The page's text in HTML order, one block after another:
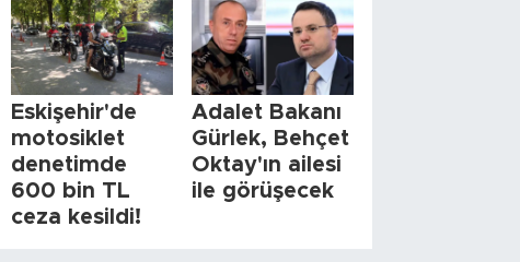
Eskişehir'de
motosiklet
denetimde
600 bin TL
ceza kesildi!
Adalet Bakanı
Gürlek, Behçet
Oktay'ın ailesi
ile görüşecek